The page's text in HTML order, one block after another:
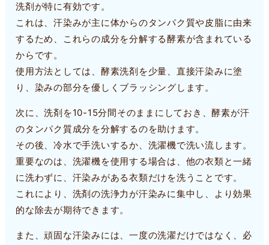
洗剤が特に有効です。
これは、汗染みが主に体からのタンパク質や皮脂に由来
するため、これらの成分を分解する酵素が含まれている
からです。
使用方法としては、酵素洗剤を少量、直接汗染みに塗
り、染みの部分を優しくブラッシングします。
次に、洗剤を10-15分間そのままにしておき、酵素が汗
のタンパク質成分を分解するのを助けます。
その後、冷水で手洗いするか、洗濯機で洗い流します。
重要なのは、洗濯機を使用する場合は、他の衣類と一緒
に洗わずに、汗染みがある衣類だけを洗うことです。
これにより、洗剤の洗浄力が汗染みに集中し、より効果
的な除去が期待できます。
また、頑固な汗染みには、一度の洗濯だけではなく、必